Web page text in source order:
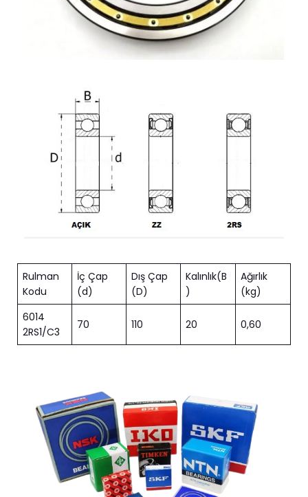
Rulman
Kodu
İç Çap
(d)
Dış Çap
(D)
Kalınlık(B
)
Ağırlık
(kg)
6014
2RS1/C3
70 110 20 0,60